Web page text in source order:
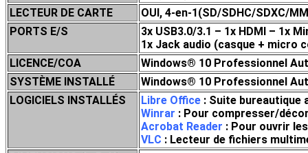
LECTEUR DE CARTE
OUI, 4-en-1(SD/SDHC/SDXC/
PORTS E/S
3x USB3.0/3.1 – 1x HDMI – 1x
1x Jack audio (casque + micro
LICENCE/COA
Windows® 10 Professionnel
SYSTÈME INSTALLÉ
Windows® 10 Professionnel
LOGICIELS INSTALLÉS
Libre Office : Suite bureautique
Winrar : Pour compresser/
Acrobat Reader : Pour ouvrir
VLC : Lecteur de fichiers